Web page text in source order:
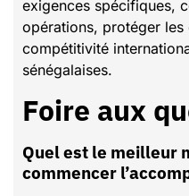
exigences spécifiques,
opérations, protéger
compétitivité
sénégalaises.
Foire aux
Quel est le meilleur moment pour
commencer